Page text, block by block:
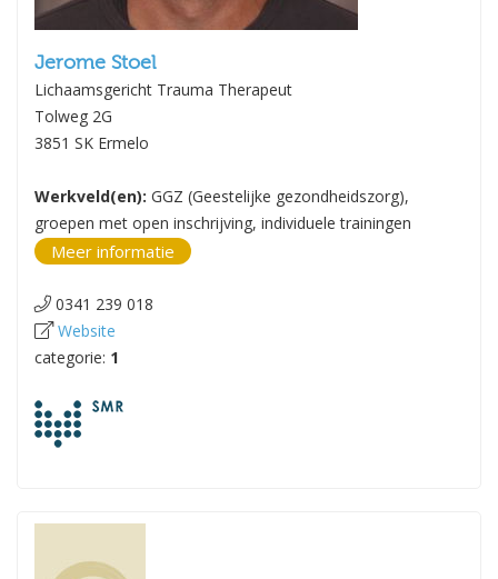
Jerome Stoel
Lichaamsgericht Trauma Therapeut
Tolweg 2G
3851 SK Ermelo
Werkveld(en): GGZ (Geestelijke gezondheidszorg),
groepen met open inschrijving, individuele trainingen
Meer informatie
0341 239 018
Website
categorie: 1